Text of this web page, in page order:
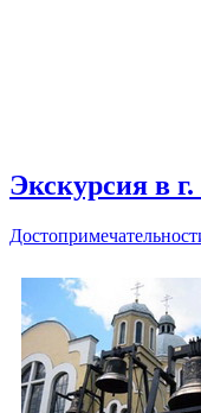
Экскурсия в